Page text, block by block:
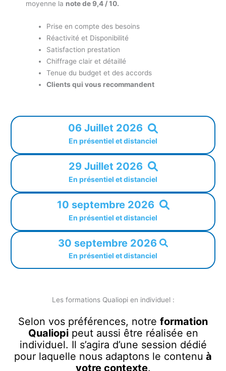
moyenne la note de 9,4 / 10.
Prise en compte des besoins
Réactivité et Disponibilité
Satisfaction prestation
Chiffrage clair et détaillé
Tenue du budget et des accords
Clients qui vous recommandent
06 Juillet 2026
En présentiel et distanciel
29 Juillet 2026
En présentiel et distanciel
10 septembre 2026
En présentiel et distanciel
30 septembre 2026
En présentiel et distanciel
Les formations Qualiopi en individuel :
Selon vos préférences, notre formation
Qualiopipeut aussi être réalisée en
individuel. Il s’agira d’une session dédié
pour laquelle nous adaptons le contenu à
votre contexte.